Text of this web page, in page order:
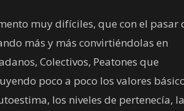
muy difíciles, que con el pasar
más y más convirtiéndolas en
Colectivos, Peatones que
poco a poco los valores
los niveles de pertenecía, la